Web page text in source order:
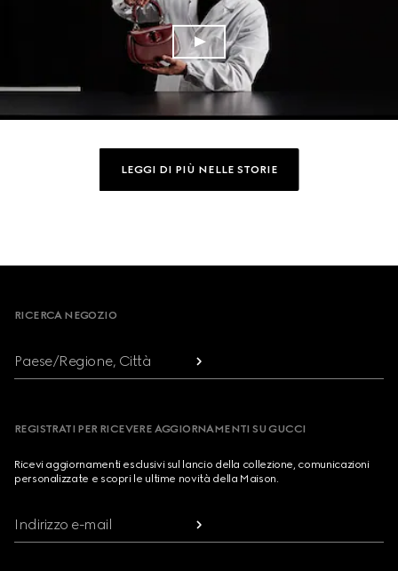
LEGGI DI PIÙ NELLE STORIE
Footer
RICERCA NEGOZIO
Paese/Regione, Città
REGISTRATI PER RICEVERE AGGIORNAMENTI SU GUCCI
Ricevi aggiornamenti esclusivi sul lancio della collezione, comunicazioni
personalizzate e scopri le ultime novità della Maison.
Indirizzo e-mail